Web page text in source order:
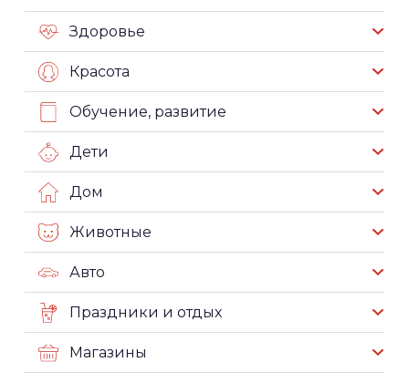
Здоровье
Красота
Обучение, развитие
Дети
Дом
Животные
Авто
Праздники и отдых
Магазины